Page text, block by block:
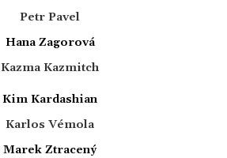
Petr Pavel
Hana Zagorová
Kazma Kazmitch
Kim Kardashian
Karlos Vémola
Marek Ztracený